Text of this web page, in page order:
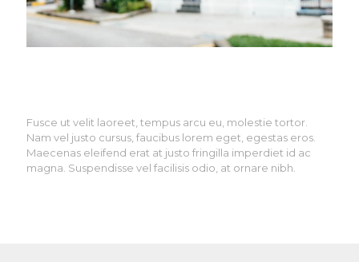
Fusce ut velit laoreet, tempus arcu eu, molestie tortor.
Nam vel justo cursus, faucibus lorem eget, egestas eros.
Maecenas eleifend erat at justo fringilla imperdiet id ac
magna. Suspendisse vel facilisis odio, at ornare nibh.